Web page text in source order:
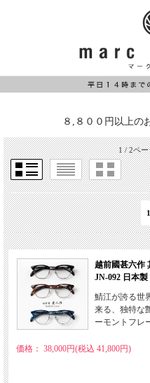
８,８００円以上の
1 / 2ペー
1
越前國甚六作
JN-092 日本
鯖江が誇る世
来る、独特な
ーモントフレ
価格： 38,000円(税込 41,800円)